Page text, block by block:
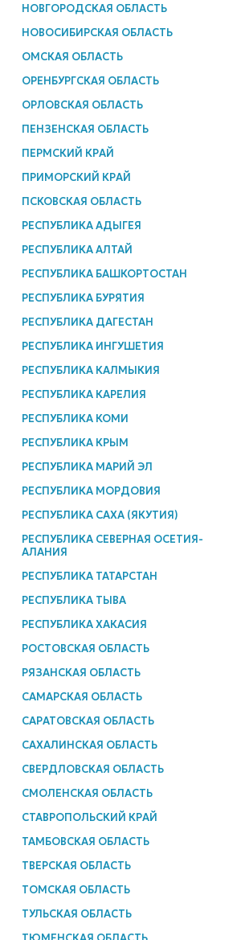
НОВГОРОДСКАЯ ОБЛАСТЬ
НОВОСИБИРСКАЯ ОБЛАСТЬ
ОМСКАЯ ОБЛАСТЬ
ОРЕНБУРГСКАЯ ОБЛАСТЬ
ОРЛОВСКАЯ ОБЛАСТЬ
ПЕНЗЕНСКАЯ ОБЛАСТЬ
ПЕРМСКИЙ КРАЙ
ПРИМОРСКИЙ КРАЙ
ПСКОВСКАЯ ОБЛАСТЬ
РЕСПУБЛИКА АДЫГЕЯ
РЕСПУБЛИКА АЛТАЙ
РЕСПУБЛИКА БАШКОРТОСТАН
РЕСПУБЛИКА БУРЯТИЯ
РЕСПУБЛИКА ДАГЕСТАН
РЕСПУБЛИКА ИНГУШЕТИЯ
РЕСПУБЛИКА КАЛМЫКИЯ
РЕСПУБЛИКА КАРЕЛИЯ
РЕСПУБЛИКА КОМИ
РЕСПУБЛИКА КРЫМ
РЕСПУБЛИКА МАРИЙ ЭЛ
РЕСПУБЛИКА МОРДОВИЯ
РЕСПУБЛИКА САХА (ЯКУТИЯ)
РЕСПУБЛИКА СЕВЕРНАЯ ОСЕТИЯ-
АЛАНИЯ
РЕСПУБЛИКА ТАТАРСТАН
РЕСПУБЛИКА ТЫВА
РЕСПУБЛИКА ХАКАСИЯ
РОСТОВСКАЯ ОБЛАСТЬ
РЯЗАНСКАЯ ОБЛАСТЬ
САМАРСКАЯ ОБЛАСТЬ
САРАТОВСКАЯ ОБЛАСТЬ
САХАЛИНСКАЯ ОБЛАСТЬ
СВЕРДЛОВСКАЯ ОБЛАСТЬ
СМОЛЕНСКАЯ ОБЛАСТЬ
СТАВРОПОЛЬСКИЙ КРАЙ
ТАМБОВСКАЯ ОБЛАСТЬ
ТВЕРСКАЯ ОБЛАСТЬ
ТОМСКАЯ ОБЛАСТЬ
ТУЛЬСКАЯ ОБЛАСТЬ